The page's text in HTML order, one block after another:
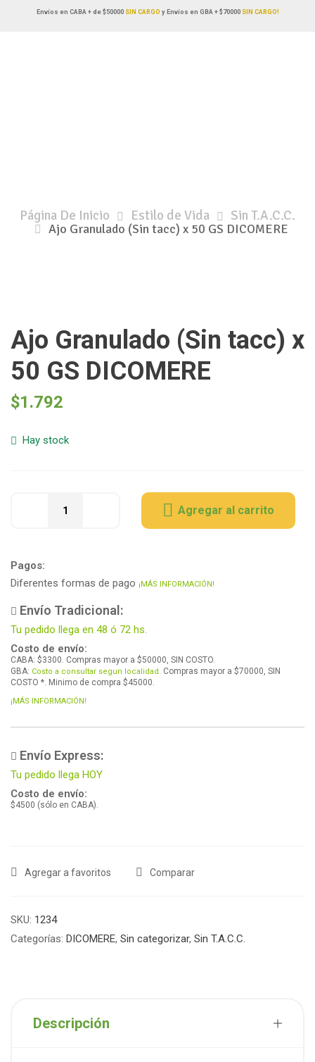
Envíos en CABA + de $50000SIN CARGO y Envíos en GBA + $70000 SIN CARGO!
Página De Inicio Estilo de Vida Sin T.A.C.C.
Ajo Granulado (Sin tacc) x 50 GS DICOMERE
Ajo Granulado (Sin tacc) x
50 GS DICOMERE
$1.792
Hay stock
Agregar al carrito
Pagos:
Diferentes formas de pago ¡MÁS INFORMACIÓN!
Envío Tradicional:
Tu pedido llega en 48 ó 72 hs.
Costo de envío:
CABA: $3300. Compras mayor a $50000, SIN COSTO.
GBA: Costo a consultar segun localidad. Compras mayor a $70000, SIN
COSTO *. Minimo de compra $45000.
¡MÁS INFORMACIÓN!
Envío Express:
Tu pedido llega HOY
Costo de envío:
$4500 (sólo en CABA).
Agregar a favoritos Comparar
SKU: 1234
Categorías: DICOMERE, Sin categorizar, Sin T.A.C.C.
Descripción